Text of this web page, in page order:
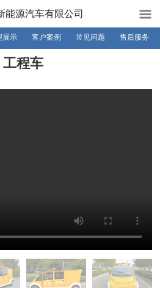
能源汽车有限公司
展示 客户案例 常见问题 售后服务
工程车